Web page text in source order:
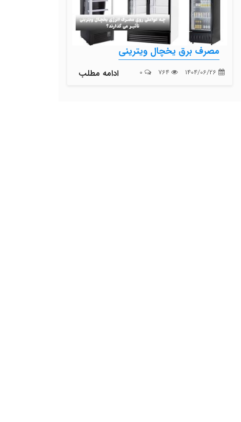
مصرف برق یخچال ویترینی
ادامه مطلب